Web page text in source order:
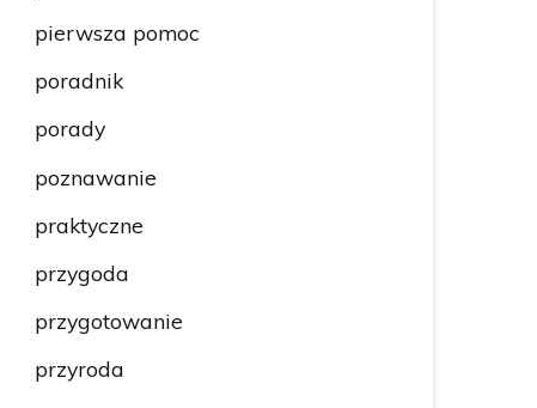
pierwsza pomoc
poradnik
porady
poznawanie
praktyczne
przygoda
przygotowanie
przyroda